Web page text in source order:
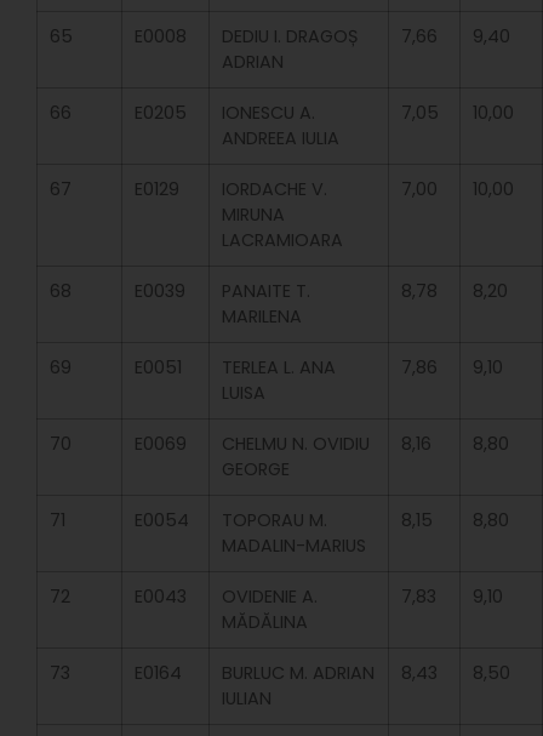
65 E0008
DEDIU I. DRAGOȘ
ADRIAN
7,66 9,40
66 E0205
IONESCU A.
ANDREEA IULIA
7,05 10,00
67 E0129
IORDACHE V.
MIRUNA
LACRAMIOARA
7,00 10,00
68 E0039
PANAITE T.
MARILENA
8,78 8,20
69 E0051
TERLEA L. ANA
LUISA
7,86 9,10
70 E0069
CHELMU N. OVIDIU
GEORGE
8,16 8,80
71 E0054
TOPORAU M.
MADALIN-MARIUS
8,15 8,80
72 E0043
OVIDENIE A.
MĂDĂLINA
7,83 9,10
73 E0164
BURLUC M. ADRIAN
IULIAN
8,43 8,50